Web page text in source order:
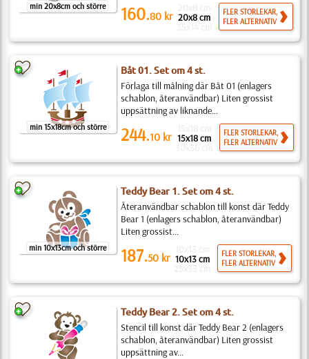
min 20x8cm och större 160.80 kr 20x8 cm
FLER STORLEKAR,
FLER ALTERNATIV
min 15x18cm och större
Båt 01. Set om 4 st.
Förlaga till målning där Båt 01 (enlagers
schablon, återanvändbar) Liten grossist
uppsättning av liknande...
244.10 kr 15x18 cm
FLER STORLEKAR,
FLER ALTERNATIV
min 10x13cm och större
Teddy Bear 1. Set om 4 st.
Återanvändbar schablon till konst där Teddy
Bear 1 (enlagers schablon, återanvändbar)
Liten grossist...
187.50 kr 10x13 cm
FLER STORLEKAR,
FLER ALTERNATIV
Teddy Bear 2. Set om 4 st.
Stencil till konst där Teddy Bear 2 (enlagers
schablon, återanvändbar) Liten grossist
uppsättning av...